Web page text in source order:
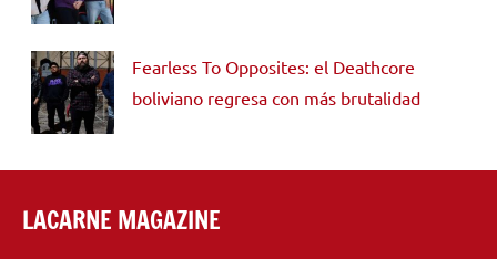
Fearless To Opposites: el Deathcore
boliviano regresa con más brutalidad
LACARNE MAGAZINE